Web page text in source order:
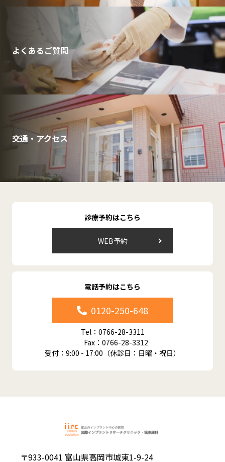
よくあるご質問
交通・アクセス
診療予約はこちら
WEB予約
電話予約はこちら
0120-250-648
Tel：0766-28-3311
Fax：0766-28-3312
受付：9:00 - 17:00（休診日：日曜・祝日）
〒933-0041 富山県高岡市城東1-9-24